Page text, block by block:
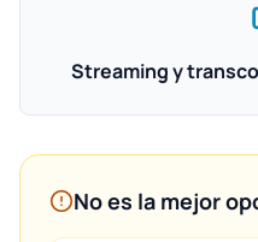
Streaming y
No es la mejor